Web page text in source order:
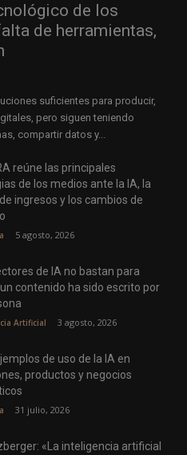
de los
de herramientas,
suficientes para producir,
pero siguen teniendo
compartir datos y...
reúne las principales
de los medios ante la IA, la
ingresos y los cambios de
5 agosto, 2026
de IA no bastan para
contenido ha sido escrito por
Artificial 3 agosto, 2026
de uso de la IA en
productos y negocios
31 julio, 2026
«La inteligencia artificial